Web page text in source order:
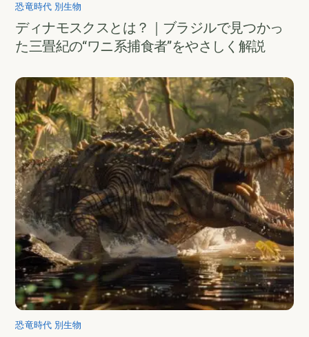
恐竜時代 別生物
ディナモスクスとは？｜ブラジルで見つかっ
た三畳紀の“ワニ系捕食者”をやさしく解説
恐竜時代 別生物